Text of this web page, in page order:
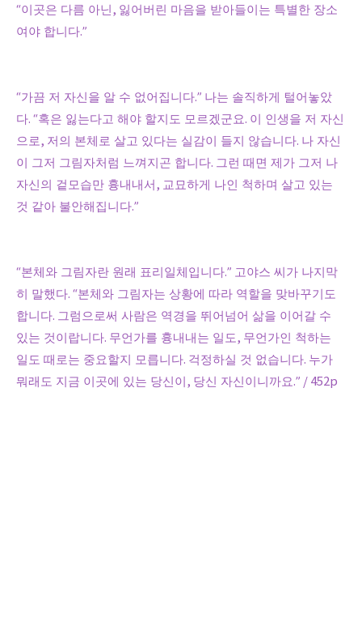
“이곳은 다름 아닌 , 잃어버린 마음을 받아들이는 특별한 장소
여야 합니다.”
“가끔 저 자신을 알 수 없어집니다.” 나는 솔직하게 털어놓았
다. “혹은 잃는다고 해야 할지도 모르겠군요. 이 인생을 저 자신
으로, 저의 본체로 살고 있다는 실감이 들지 않습니다. 나 자신
이 그저 그림자처럼 느껴지곤 합니다. 그런 때면 제가 그저 나
자신의 겉모습만 흉내내서 , 교묘하게 나인 척하며 살고 있는
것 같아 불안해집니다.”
“본체와 그림자란 원래 표리일체입니다.” 고야스 씨가 나지막
히 말했다. “본체와 그림자는 상황에 따라 역할을 맞바꾸기도
합니다. 그럼으로써 사람은 역경을 뛰어넘어 삶을 이어갈 수
있는 것이랍니다. 무언가를 흉내내는 일도, 무언가인 척하는
일도 때로는 중요할지 모릅니다. 걱정하실 것 없습니다. 누가
뭐래도 지금 이곳에 있는 당신이 , 당신 자신이니까요.” / 452p